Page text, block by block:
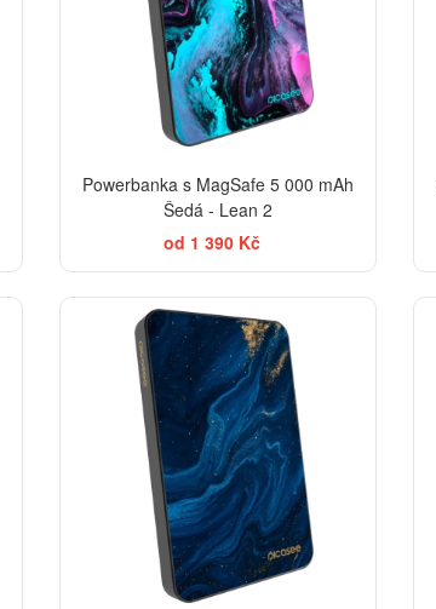
Powerbanka s MagSafe 5 000 mAh
Šedá - Lean 2
od 1 390 Kč